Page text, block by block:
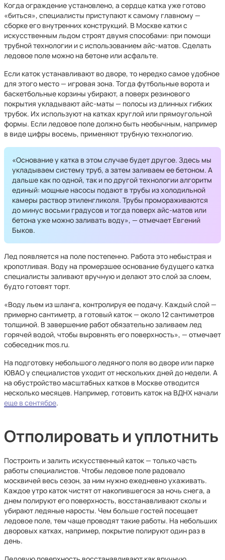
Когда ограждение установлено, а сердце катка уже готово
«биться», специалисты приступают к самому главному —
сборке его внутренних конструкций. В Москве катки с
искусственным льдом строят двумя способами: при помощи
трубной технологии и с использованием айс-матов. Сделать
ледовое поле можно на бетоне или асфальте.
Если каток устанавливают во дворе, то нередко самое удобное
для этого место — игровая зона. Тогда футбольные ворота и
баскетбольные корзины убирают, а поверх резинового
покрытия укладывают айс-маты — полосы из длинных гибких
трубок. Их используют на катках круглой или прямоугольной
формы. Если ледовое поле должно быть необычным, например
в виде цифры восемь, применяют трубную технологию.
«Основание у катка в этом случае будет другое. Здесь мы
укладываем систему труб, а затем заливаем ее бетоном. А
дальше как по одной, так и по другой технологии алгоритм
единый: мощные насосы подают в трубы из холодильной
камеры раствор этиленгликоля. Трубы промораживаются
до минус восьми градусов и тогда поверх айс-матов или
бетона уже можно заливать воду», — отмечает Евгений
Быков.
Лед появляется на поле постепенно. Работа это небыстрая и
кропотливая. Воду на промерзшее основание будущего катка
специалисты заливают вручную и делают это слой за слоем,
будто готовят торт.
«Воду льем из шланга, контролируя ее подачу. Каждый слой —
примерно сантиметр, а готовый каток — около 12 сантиметров
толщиной. В завершение работ обязательно заливаем лед
горячей водой, чтобы выровнять его поверхность», — отмечает
собеседник mos.ru.
На подготовку небольшого ледяного поля во дворе или парке
ЮВАО у специалистов уходит от нескольких дней до недели. А
на обустройство масштабных катков в Москве отводится
несколько месяцев. Например, готовить каток на ВДНХ начали
еще в сентябре.
Отполировать и уплотнить
Построить и залить искусственный каток — только часть
работы специалистов. Чтобы ледовое поле радовало
москвичей весь сезон, за ним нужно ежедневно ухаживать.
Каждое утро каток чистят от накопившегося за ночь снега, а
днем полируют его поверхность, восстанавливают сколы и
убирают ледяные наросты. Чем больше гостей посещает
ледовое поле, тем чаще проводят такие работы. На небольших
дворовых катках, например, покрытие полируют один раз в
день.